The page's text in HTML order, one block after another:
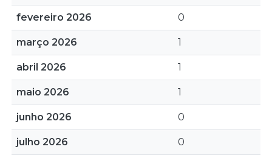
fevereiro 2026 0
março 2026 1
abril 2026 1
maio 2026 1
junho 2026 0
julho 2026 0